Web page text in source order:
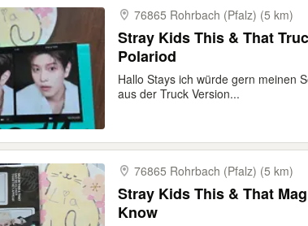
76865 Rohrbach (Pfalz) (5 km)
Stray Kids This & That Truck Version Seungmin
Polariod
Hallo Stays ich würde gern meinen
aus der Truck Version...
76865 Rohrbach (Pfalz) (5 km)
Stray Kids This & That
Know